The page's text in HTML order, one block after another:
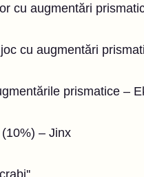
cu augmentări
cu augmentări
prismatice –
– Jinx